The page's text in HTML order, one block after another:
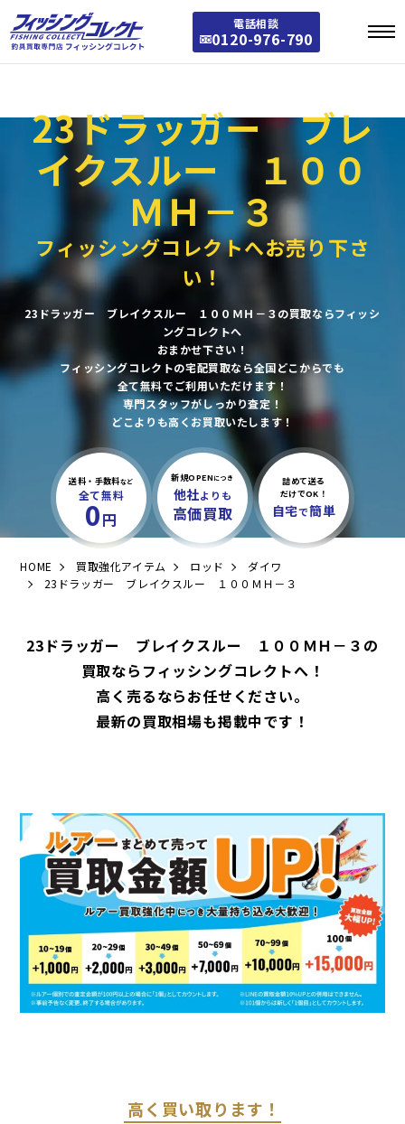
電話相談
0120-976-790
Warning : Array to string conversion in /home/stst0811/fishing-collect.jp/public_
html/fishing/wp-includes/taxonomy.php on line3772
Warning: Array to string conversion in /home/stst0811/fishing-collect.jp/public_
html/fishing/wp-includes/category-template.phpon line1301
23ドラッガー ブレ
イクスルー １００
ＭＨ－３
フィッシングコレクトへお売り下さ
い！
23ドラッガー ブレイクスルー １００ＭＨ－３の買取ならフィッシ
ングコレクトへ
おまかせ下さい！
フィッシングコレクトの宅配買取なら全国どこからでも
全て無料でご利用いただけます！
専門スタッフがしっかり査定！
どこよりも高くお買取いたします！
送料・手数料など
全て無料
0円
新規OPEN につき
他社よりも
高価買取
詰めて送る
だけでOK！
自宅で簡単
HOME 買取強化アイテム ロッド
ダイワ
23ドラッガー ブレイクスルー １００ＭＨ－３
23ドラッガー ブレイクスルー １００ＭＨ－３の
買取ならフィッシングコレクトへ！
高く売るならお任せください。
最新の買取相場も掲載中です！
高く買い取ります！